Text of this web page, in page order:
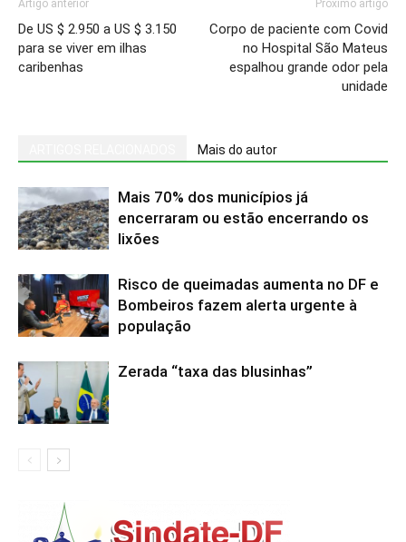
Artigo anterior
De US $ 2.950 a US $ 3.150
para se viver em ilhas
caribenhas
Próximo artigo
Corpo de paciente com Covid
no Hospital São Mateus
espalhou grande odor pela
unidade
Mais do autor
Mais 70% dos municípios já
encerraram ou estão encerrando os
lixões
Risco de queimadas aumenta no DF e
Bombeiros fazem alerta urgente à
população
Zerada “taxa das blusinhas”